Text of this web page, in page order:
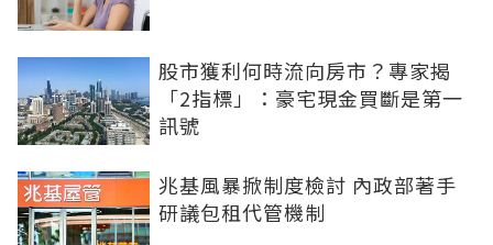
股市獲利何時流向房市？專家揭
「2指標」：豪宅現金買斷是第一
訊號
兆基風暴掀制度檢討 內政部著手
研議包租代管機制